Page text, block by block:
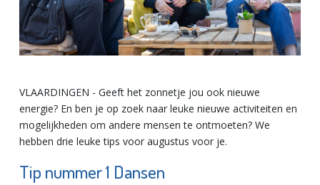
VLAARDINGEN - Geeft het zonnetje jou ook nieuwe
energie? En ben je op zoek naar leuke nieuwe activiteiten en
mogelijkheden om andere mensen te ontmoeten? We
hebben drie leuke tips voor augustus voor je.
Tip nummer 1 Dansen